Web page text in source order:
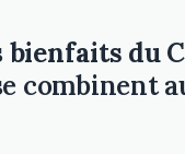
bienfaits du
combinent